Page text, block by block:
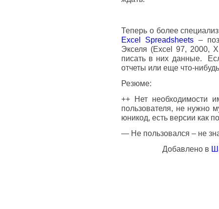
Теперь о более
Excel Spreadsheets –
Экселя (Excel 97, 2000,
писать в них данные.
отчеты или еще что-
Резюме:
++ Нет необходимости
пользователя, не нужно
юникод, есть версии как
— Не пользовался – не
Добавлено в